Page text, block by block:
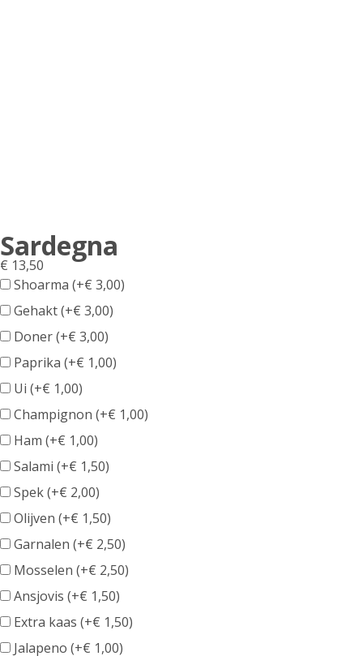
Sardegna
€ 13,50
Shoarma (+€ 3,00)
Gehakt (+€ 3,00)
Doner (+€ 3,00)
Paprika (+€ 1,00)
Ui (+€ 1,00)
Champignon (+€ 1,00)
Ham (+€ 1,00)
Salami (+€ 1,50)
Spek (+€ 2,00)
Olijven (+€ 1,50)
Garnalen (+€ 2,50)
Mosselen (+€ 2,50)
Ansjovis (+€ 1,50)
Extra kaas (+€ 1,50)
Jalapeno (+€ 1,00)